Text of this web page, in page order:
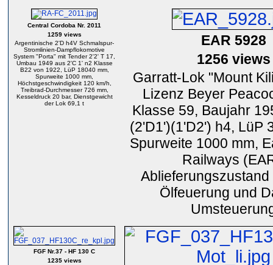
Central Cordoba Nr. 2011
1259 views
Argentinische 2'D h4V Schmalspur-
Stromlinien-Dampflokomotive
System "Porta" mit Tender 2'2' T 17,
Umbau 1949 aus 2'C 1' n2 Klasse
B22 von 1922, LüP 18040 mm,
Spurweite 1000 mm,
Höchstgeschwindigkeit 120 km/h,
Treibrad-Durchmesser 726 mm,
Kesseldruck 20 bar, Dienstgewicht
der Lok 69,1 t
EAR 5928
1256 views
Garratt-Lok "Mount
Lizenz Beyer
Klasse 59, Baujahr
(2'D1')(1'D2') h4, LüP
Spurweite 1000 mm,
Railways
Ablieferungszustand
Ölfeuerung und
FGF Nr.37 - HF 130 C
1235 views